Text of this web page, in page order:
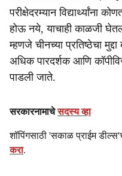
परीक्षेदरम्यान विद्यार्थ्यांना
होऊ नये, याचाही काळजी
म्हणजे चीनच्या प्रतिष्ठेचा
अधिक पारदर्शक आणि
पाडली जाते.
सरकारनामाचेसदस्य व्हा
शॉपिंगसाठी 'सकाळ प्राईम
करा.